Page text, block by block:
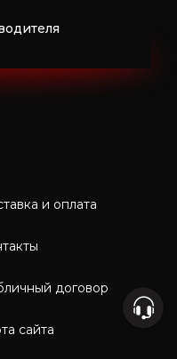
и оплата
договор
сайта